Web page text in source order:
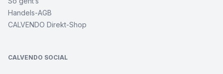
Handels-AGB
CALVENDO Direkt-Shop
CALVENDO SOCIAL